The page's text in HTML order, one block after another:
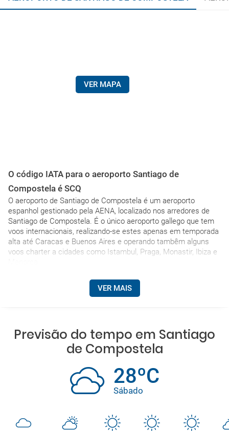
VER MAPA
O código IATA para o aeroporto Santiago de
Compostela é SCQ
O aeroporto de Santiago de Compostela é um aeroporto
espanhol gestionado pela AENA, localizado nos arredores de
Santiago de Compostela. É o único aeroporto gallego que tem
voos internacionais, realizando-se estes apenas em temporada
alta até Caracas e Buenos Aires e operando tambêm alguns
voos charter a cidades como Istambul, Praga, Monastir, Ibiza e
VER MAIS
Previsão do tempo em Santiago
de Compostela
28ºC
Sábado